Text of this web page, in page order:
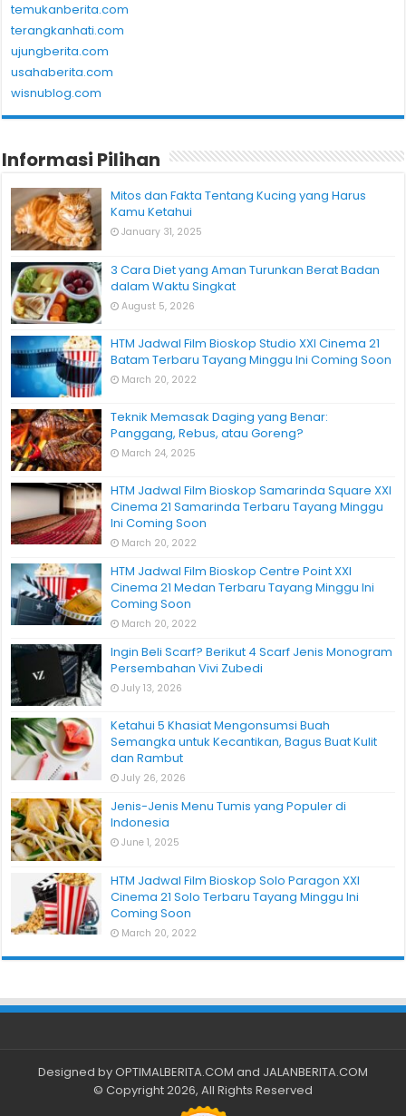
temukanberita.com
terangkanhati.com
ujungberita.com
usahaberita.com
wisnublog.com
Informasi Pilihan
Mitos dan Fakta Tentang Kucing yang Harus
Kamu Ketahui
January 31, 2025
3 Cara Diet yang Aman Turunkan Berat Badan
dalam Waktu Singkat
August 5, 2026
HTM Jadwal Film Bioskop Studio XXI Cinema 21
Batam Terbaru Tayang Minggu Ini Coming Soon
March 20, 2022
Teknik Memasak Daging yang Benar:
Panggang, Rebus, atau Goreng?
March 24, 2025
HTM Jadwal Film Bioskop Samarinda Square XXI
Cinema 21 Samarinda Terbaru Tayang Minggu
Ini Coming Soon
March 20, 2022
HTM Jadwal Film Bioskop Centre Point XXI
Cinema 21 Medan Terbaru Tayang Minggu Ini
Coming Soon
March 20, 2022
Ingin Beli Scarf? Berikut 4 Scarf Jenis Monogram
Persembahan Vivi Zubedi
July 13, 2026
Ketahui 5 Khasiat Mengonsumsi Buah
Semangka untuk Kecantikan, Bagus Buat Kulit
dan Rambut
July 26, 2026
Jenis-Jenis Menu Tumis yang Populer di
Indonesia
June 1, 2025
HTM Jadwal Film Bioskop Solo Paragon XXI
Cinema 21 Solo Terbaru Tayang Minggu Ini
Coming Soon
March 20, 2022
Designed byOPTIMALBERITA.COM and JALANBERITA.COM
© Copyright 2026, All Rights Reserved